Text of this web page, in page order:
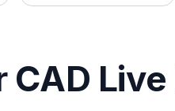
CAD